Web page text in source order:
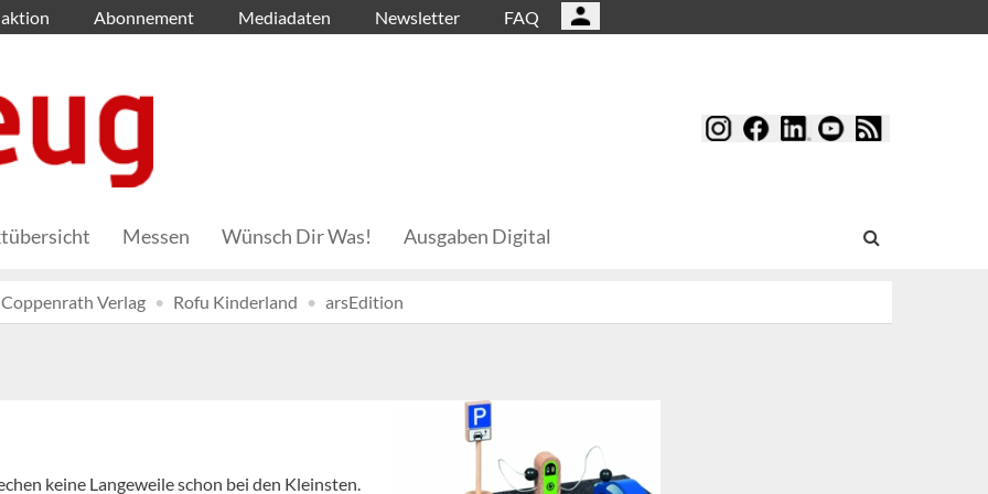
Abonnement Mediadaten Newsletter FAQ
Messen Wünsch Dir Was! Ausgaben Digital
Coppenrath Verlag Rofu Kinderland arsEdition
keine Langeweile schon bei den Kleinsten.